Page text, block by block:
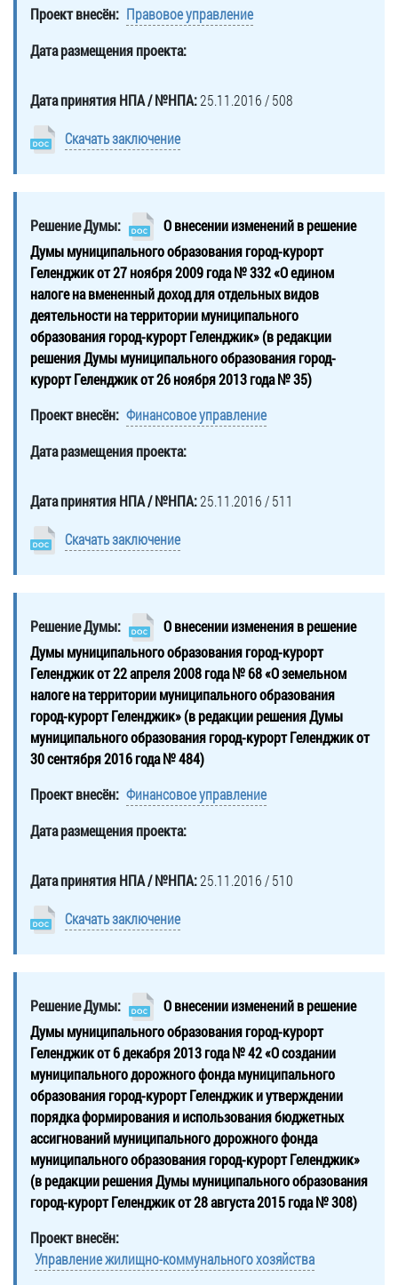
Проект внесён: Правовое управление
Дата размещения проекта:
Дата принятия НПА / №НПА:25.11.2016 / 508
Скачать заключение
Решение Думы:
О внесении изменений в решение
Думы муниципального образования город-курорт
Геленджик от 27 ноября 2009 года № 332 «О едином
налоге на вмененный доход для отдельных видов
деятельности на территории муниципального
образования город-курорт Геленджик» (в редакции
решения Думы муниципального образования город-
курорт Геленджик от 26 ноября 2013 года № 35)
Проект внесён: Финансовое управление
Дата размещения проекта:
Дата принятия НПА / №НПА:25.11.2016 / 511
Скачать заключение
Решение Думы:
О внесении изменения в решение
Думы муниципального образования город-курорт
Геленджик от 22 апреля 2008 года № 68 «О земельном
налоге на территории муниципального образования
город-курорт Геленджик» (в редакции решения Думы
муниципального образования город-курорт Геленджик от
30 сентября 2016 года № 484)
Проект внесён: Финансовое управление
Дата размещения проекта:
Дата принятия НПА / №НПА:25.11.2016 / 510
Скачать заключение
Решение Думы:
О внесении изменений в решение
Думы муниципального образования город-курорт
Геленджик от 6 декабря 2013 года № 42 «О создании
муниципального дорожного фонда муниципального
образования город-курорт Геленджик и утверждении
порядка формирования и использования бюджетных
ассигнований муниципального дорожного фонда
муниципального образования город-курорт Геленджик»
(в редакции решения Думы муниципального образования
город-курорт Геленджик от 28 августа 2015 года № 308)
Проект внесён:
Управление жилищно-коммунального хозяйства